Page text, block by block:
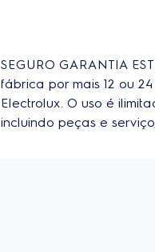
SEGURO GARANTIA
fábrica por mais 12 ou
Electrolux. O uso é
incluindo peças e